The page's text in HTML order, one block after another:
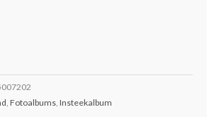
Fotoalbums Insteekalbum